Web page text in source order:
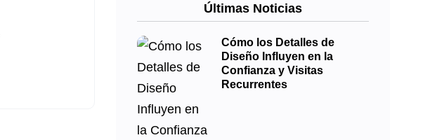
Últimas Noticias
Cómo los Detalles de
Diseño Influyen en la
Confianza y Visitas
Recurrentes